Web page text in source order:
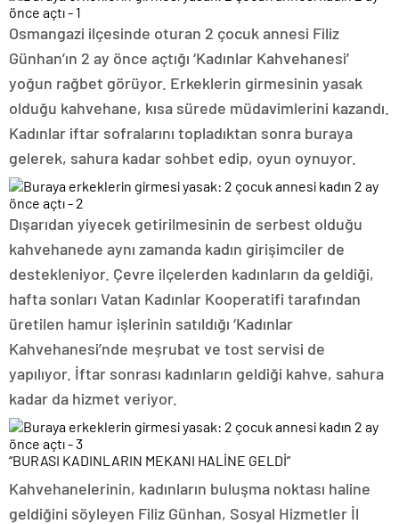
Osmangazi ilçesinde oturan 2 çocuk annesi Filiz
Günhan’ın 2 ay önce açtığı ‘Kadınlar Kahvehanesi’
yoğun rağbet görüyor. Erkeklerin girmesinin yasak
olduğu kahvehane, kısa sürede müdavimlerini kazandı.
Kadınlar iftar sofralarını topladıktan sonra buraya
gelerek, sahura kadar sohbet edip, oyun oynuyor.
Dışarıdan yiyecek getirilmesinin de serbest olduğu
kahvehanede aynı zamanda kadın girişimciler de
destekleniyor. Çevre ilçelerden kadınların da geldiği,
hafta sonları Vatan Kadınlar Kooperatifi tarafından
üretilen hamur işlerinin satıldığı ‘Kadınlar
Kahvehanesi’nde meşrubat ve tost servisi de
yapılıyor. İftar sonrası kadınların geldiği kahve, sahura
kadar da hizmet veriyor.
“BURASI KADINLARIN MEKANI HALİNE GELDİ”
Kahvehanelerinin, kadınların buluşma noktası haline
geldiğini söyleyen Filiz Günhan, Sosyal Hizmetler İl